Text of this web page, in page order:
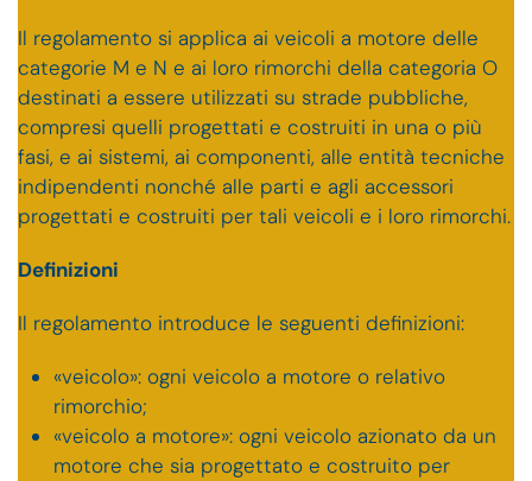
Il regolamento si applica ai veicoli a motore delle
categorie M e N e ai loro rimorchi della categoria O
destinati a essere utilizzati su strade pubbliche,
compresi quelli progettati e costruiti in una o più
fasi, e ai sistemi, ai componenti, alle entità tecniche
indipendenti nonché alle parti e agli accessori
progettati e costruiti per tali veicoli e i loro rimorchi.
Definizioni
Il regolamento introduce le seguenti definizioni:
«veicolo»: ogni veicolo a motore o relativo
rimorchio;
«veicolo a motore»: ogni veicolo azionato da un
motore che sia progettato e costruito per